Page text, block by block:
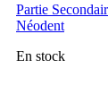
Partie
Néodent
En stock